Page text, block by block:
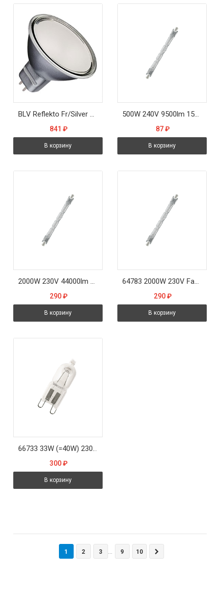
BLV Reflekto Fr/Silver 50W 40° 12V GU5.3 3500h серебро / матовая - лампа
841 ₽
В корзину
500W 240V 9500lm 1500h R7s d12x185,7mm - лампа BLV ДЛИННАЯ!!!!
87 ₽
В корзину
2000W 230V 44000lm 2000h R7s d12x327.4mm - лампа SYLVANIA
290 ₽
В корзину
64783 2000W 230V Fa4 44000lm 2000h d12x334.4mm - лампа OSRAM
290 ₽
В корзину
300 ₽
В корзину
1 2 3 9 10